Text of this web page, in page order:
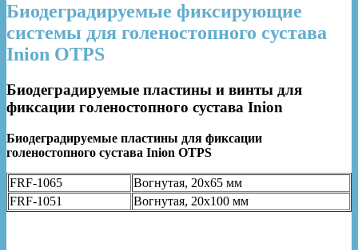
Биодеградируемые фиксирующие
системы для голеностопного сустава
Inion OTPS
Биодеградируемые пластины и винты для
фиксации голеностопного сустава Inion
Биодеградируемые пластины для фиксации
голеностопного сустава Inion OTPS
FRF-1065
Вогнутая, 20х65 мм
FRF-1051
Вогнутая, 20х100 мм